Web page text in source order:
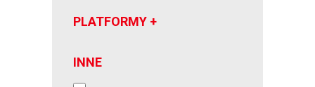
PLATFORMY
INNE